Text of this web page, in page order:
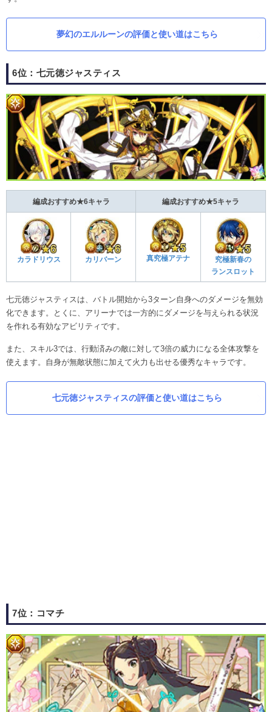
夢幻のエルルーンの評価と使い道はこちら
6位：七元徳ジャスティス
編成おすすめ★6キャラ 編成おすすめ★5キャラ
カラドリウス カリバーン 真究極アテナ
究極新春の
ランスロット
七元徳ジャスティスは、バトル開始から3ターン自身へのダメージを無効
化できます。とくに、アリーナでは一方的にダメージを与えられる状況
を作れる有効なアビリティです。
また、スキル3では、行動済みの敵に対して3倍の威力になる全体攻撃を
使えます。自身が無敵状態に加えて火力も出せる優秀なキャラです。
七元徳ジャスティスの評価と使い道はこちら
7位：コマチ